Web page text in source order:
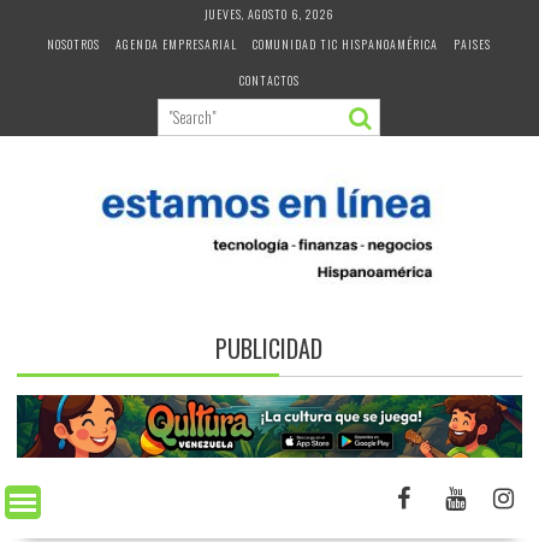
JUEVES, AGOSTO 6, 2026
NOSOTROS
AGENDA EMPRESARIAL COMUNIDAD TIC HISPANOAMÉRICA
PAISES
CONTACTOS
PUBLICIDAD